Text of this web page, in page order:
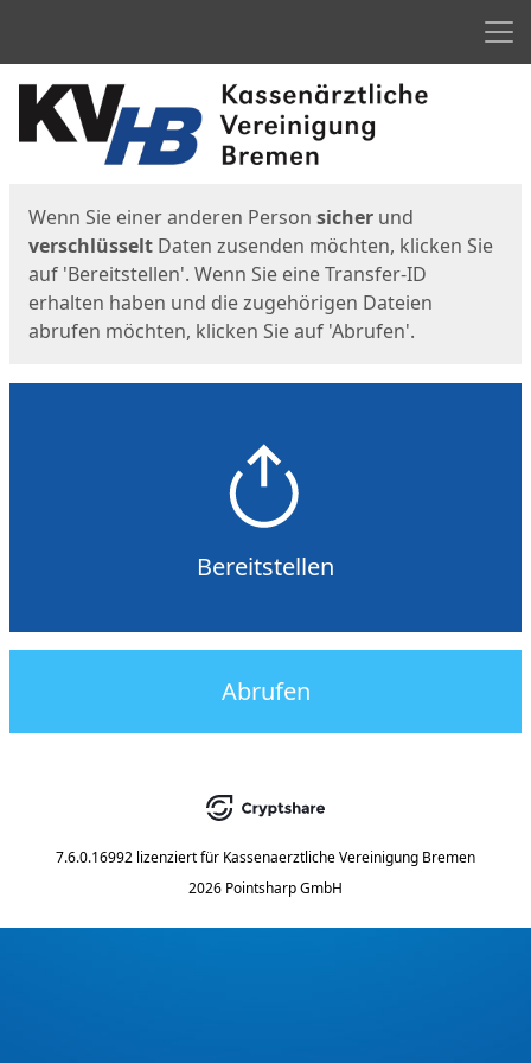
Start
Wenn Sie einer anderen Person sicher und
verschlüsselt Daten zusenden möchten, klicken Sie
auf 'Bereitstellen'. Wenn Sie eine Transfer-ID
erhalten haben und die zugehörigen Dateien
abrufen möchten, klicken Sie auf 'Abrufen'.
Bereitstellen
Abrufen
7.6.0.16992 lizenziert für Kassenaerztliche Vereinigung Bremen
2026 Pointsharp GmbH